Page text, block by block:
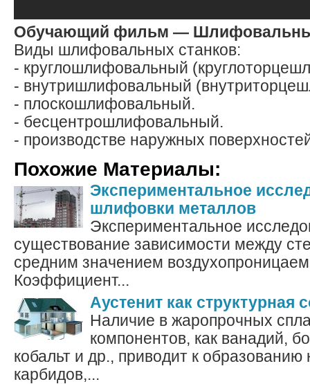
Обучающий фильм —
Виды шлифовальных станков:
- круглошлифовальный
- внутришлифовальный
- плоскошлифовальный.
- бесцентрошлифовальный.
- производстве наружных
Похожие Материалы:
Экспериментальное
шлифовки металлов
Экспериментальное
существование зависимости между
средним значением
Коэффициент...
Аустенит как структурная
Наличие в жаропрочных
компонентов, как ванадий,
кобальт и др., приводит к образованию
карбидов,...